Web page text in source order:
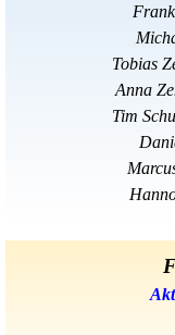
Tobias
Anna
Tim